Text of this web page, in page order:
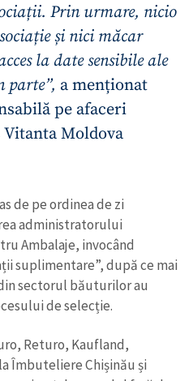
Prin urmare, nicio
și nici măcar
la date sensibile ale
parte”, a menționat
pe afaceri
Moldova
de pe ordinea de zi
administratorului
Ambalaje, invocând
suplimentare”, după ce mai
sectorul băuturilor au
de selecție.
Returo, Kaufland,
Îmbuteliere Chișinău și